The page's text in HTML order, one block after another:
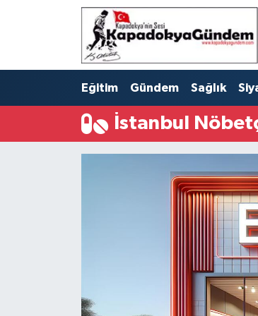
Eğitim Gündem Sağlık
İstanbul
Hava Durumu
Trafik Durumu
Süper Lig Puan Durumu ve Fikstür